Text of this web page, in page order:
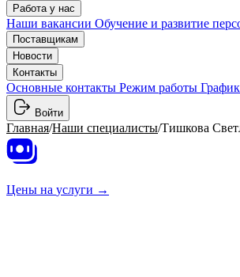
Работа у нас
Наши вакансии Обучение и развитие
Поставщикам
Новости
Контакты
Основные контакты Режим работы
Войти
Главная/Наши специалисты/Тишкова
Цены на услуги →